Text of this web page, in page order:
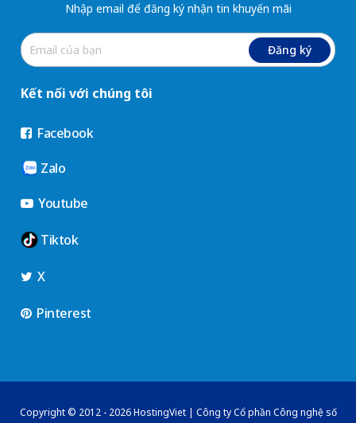
Nhập email để đăng ký nhận tin khuyến mãi
Đăng ký
Kết nối với chúng tôi
Facebook
Zalo
Youtube
Tiktok
X
Pinterest
Copyright © 2012 - 2026 HostingViet | Công ty Cổ phần Công nghệ số